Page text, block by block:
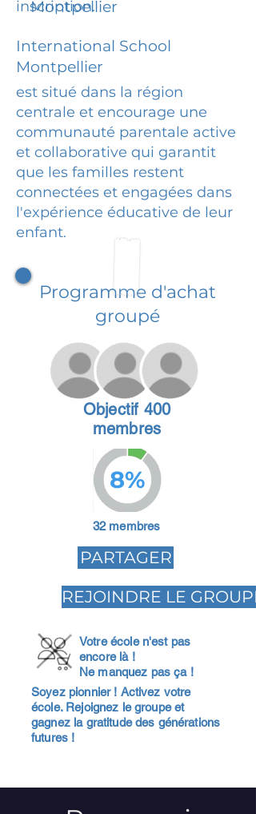
inscription.
Montpellier
International School
Montpellier
est situé dans la région
centrale et encourage une
communauté parentale active
et collaborative qui garantit
que les familles restent
connectées et engagées dans
l'expérience éducative de leur
enfant.
Programme d'achat
groupé
Objectif 400
membres
8%
32 membres
PARTAGER
REJOINDRE LE GROUPE
Votre école n'est pas
encore là !
Ne manquez pas ça !
Soyez pionnier ! Activez votre
école. Rejoignez le groupe et
gagnez la gratitude des générations
futures !